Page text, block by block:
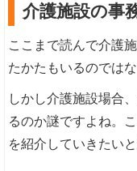
介護施設の事
ここまで読んで介護
たかたもいるのでは
しかし介護施設場合
るのか謎ですよね。
を紹介していきたい